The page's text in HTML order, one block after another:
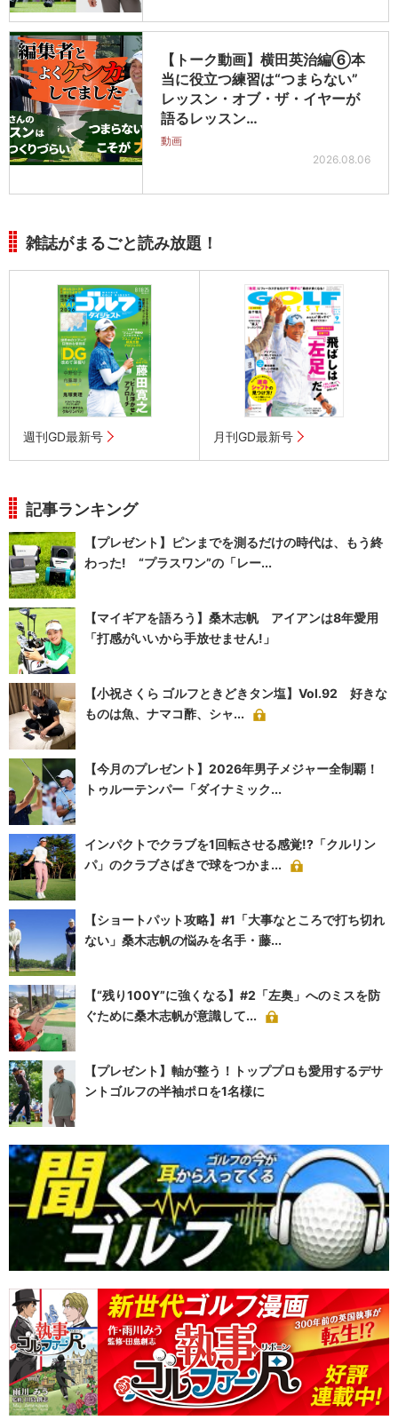
【トーク動画】横田英治編⑥本
当に役立つ練習は“つまらない”
レッスン・オブ・ザ・イヤーが
語るレッスン…
動画
2026.08.06
雑誌がまるごと読み放題！
週刊GD最新号 月刊GD最新号
記事ランキング
【プレゼント】ピンまでを測るだけの時代は、もう終
わった! “プラスワン”の「レー...
【マイギアを語ろう】桑木志帆 アイアンは8年愛用
「打感がいいから手放せません!」
【小祝さくら ゴルフときどきタン塩】Vol.92 好きな
ものは魚、ナマコ酢、シャ...
【今月のプレゼント】2026年男子メジャー全制覇！
トゥルーテンパー「ダイナミック...
インパクトでクラブを1回転させる感覚!?「クルリン
パ」のクラブさばきで球をつかま...
【ショートパット攻略】#1「大事なところで打ち切れ
ない」桑木志帆の悩みを名手・藤...
【“残り100Y”に強くなる】#2「左奥」へのミスを防
ぐために桑木志帆が意識して...
【プレゼント】軸が整う！トッププロも愛用するデサ
ントゴルフの半袖ポロを1名様に